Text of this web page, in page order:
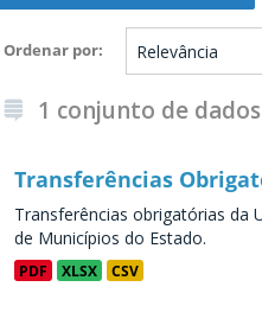
Ordenar por
1 conjunto de
Transferências
Transferências obrigatórias da
de Municípios do Estado.
PDF XLSX CSV